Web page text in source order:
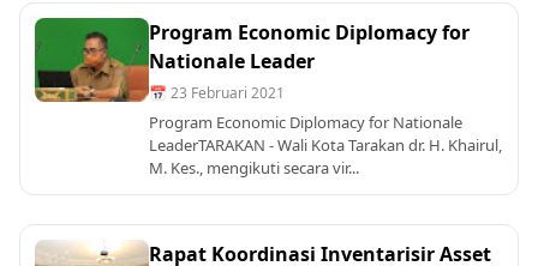
Program Economic Diplomacy for
Nationale Leader
📅 23 Februari 2021
Program Economic Diplomacy for Nationale
LeaderTARAKAN - Wali Kota Tarakan dr. H. Khairul,
M. Kes., mengikuti secara vir...
Rapat Koordinasi Inventarisir Asset